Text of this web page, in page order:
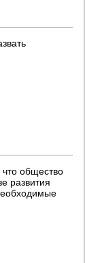
что общество
развития